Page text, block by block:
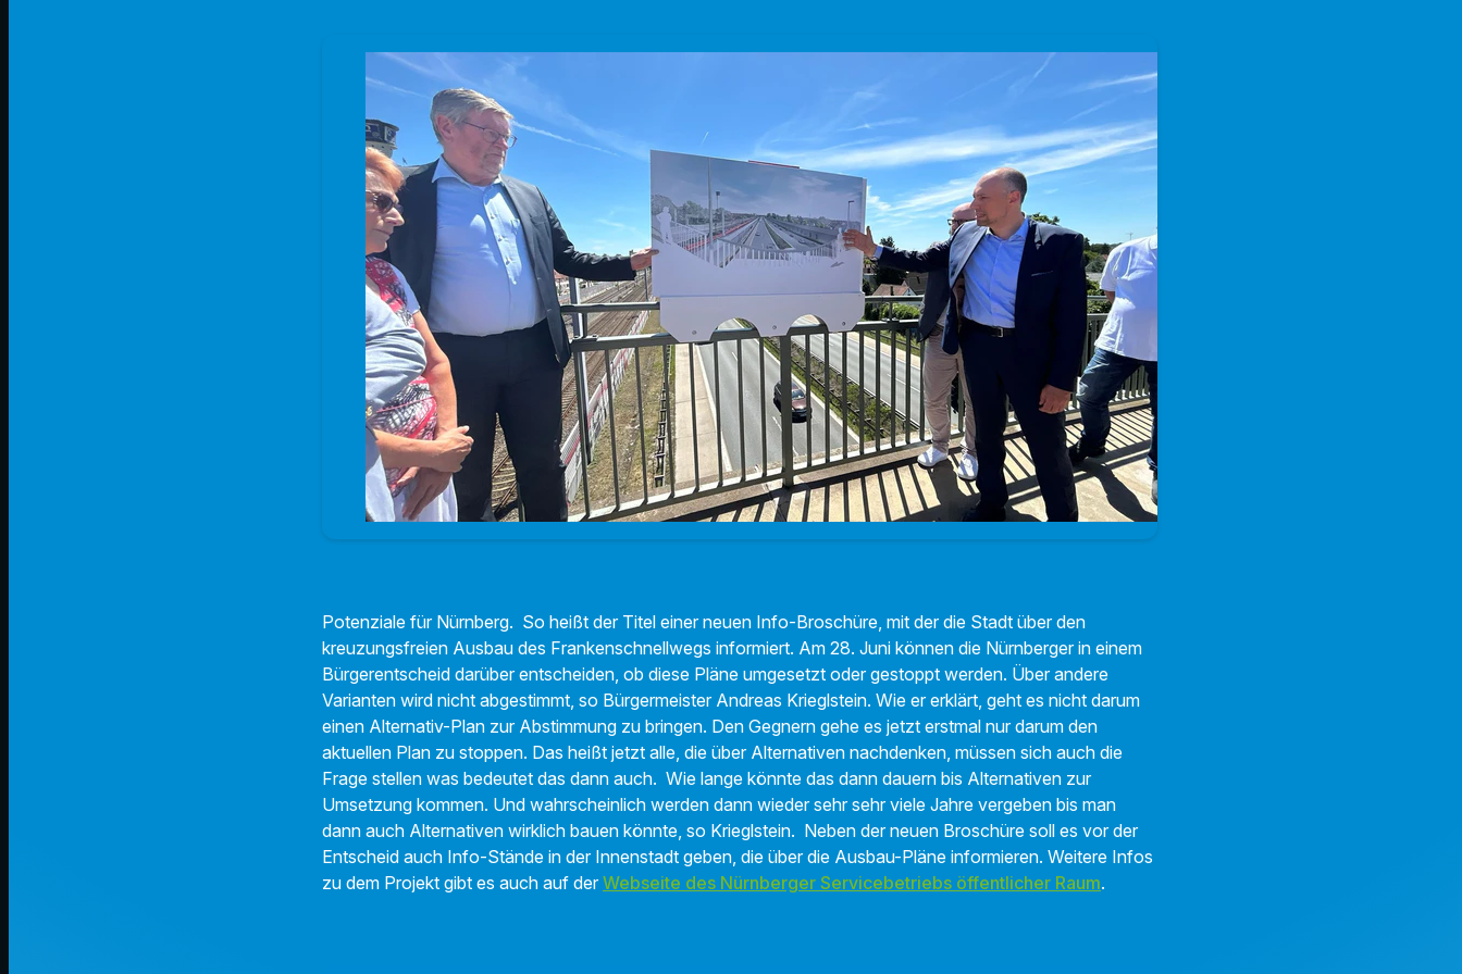
Potenziale für Nürnberg. So heißt der Titel einer neuen Info-Broschüre, mit der die Stadt über den
kreuzungsfreien Ausbau des Frankenschnellwegs informiert. Am 28. Juni können die Nürnberger in einem
Bürgerentscheid darüber entscheiden, ob diese Pläne umgesetzt oder gestoppt werden. Über andere
Varianten wird nicht abgestimmt, so Bürgermeister Andreas Krieglstein. Wie er erklärt, geht es nicht darum
einen Alternativ-Plan zur Abstimmung zu bringen. Den Gegnern gehe es jetzt erstmal nur darum den
aktuellen Plan zu stoppen. Das heißt jetzt alle, die über Alternativen nachdenken, müssen sich auch die
Frage stellen was bedeutet das dann auch. Wie lange könnte das dann dauern bis Alternativen zur
Umsetzung kommen. Und wahrscheinlich werden dann wieder sehr sehr viele Jahre vergeben bis man
dann auch Alternativen wirklich bauen könnte, so Krieglstein. Neben der neuen Broschüre soll es vor der
Entscheid auch Info-Stände in der Innenstadt geben, die über die Ausbau-Pläne informieren. Weitere Infos
zu dem Projekt gibt es auch auf derWebseite des Nürnberger Servicebetriebs öffentlicher Raum.